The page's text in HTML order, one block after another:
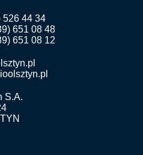
526 44 34
651 08 48
651 08 12
S.A.